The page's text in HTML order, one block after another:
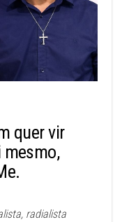
quer vir
mesmo,
radialista